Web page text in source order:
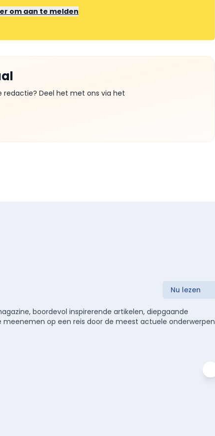
om aan te melden
redactie? Deel het met ons via het
Nu lezen
boordevol inspirerende artikelen, diepgaande
meenemen op een reis door de meest actuele onderwerpen